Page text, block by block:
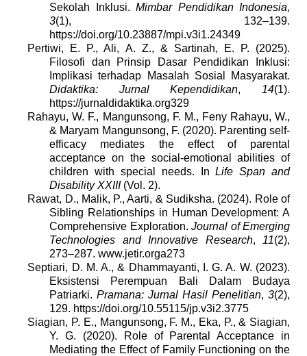
Sekolah Inklusi.Mimbar Pendidikan Indonesia,
3(1), 132–139.
https://doi.org/10.23887/mpi.v3i1.24349
Pertiwi, E. P., Ali, A. Z., & Sartinah, E. P. (2025).
Filosofi dan Prinsip Dasar Pendidikan Inklusi:
Implikasi terhadap Masalah Sosial Masyarakat.
Didaktika: Jurnal Kependidikan, 14(1).
https://jurnaldidaktika.org329
Rahayu, W. F., Mangunsong, F. M., Feny Rahayu, W.,
& Maryam Mangunsong, F. (2020). Parenting self-
efficacy mediates the effect of parental
acceptance on the social-emotional abilities of
children with special needs. InLife Span and
Disability XXIII(Vol. 2).
Rawat, D., Malik, P., Aarti, & Sudiksha. (2024). Role of
Sibling Relationships in Human Development: A
Comprehensive Exploration.Journal of Emerging
Technologies and Innovative Research, 11(2),
273–287. www.jetir.orga273
Septiari, D. M. A., & Dhammayanti, I. G. A. W. (2023).
Eksistensi Perempuan Bali Dalam Budaya
Patriarki.Pramana: Jurnal Hasil Penelitian,3(2),
129. https://doi.org/10.55115/jp.v3i2.3775
Siagian, P. E., Mangunsong, F. M., Eka, P., & Siagian,
Y. G. (2020). Role of Parental Acceptance in
Mediating the Effect of Family Functioning on the